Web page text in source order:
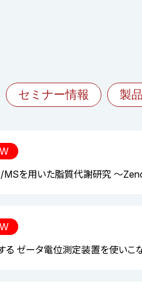
セミナー情報 製
を用いた脂質代謝研究 ～
ゼータ電位測定装置を使いこな